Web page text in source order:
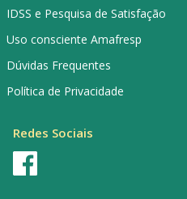
IDSS e Pesquisa de Satisfação
Uso consciente Amafresp
Dúvidas Frequentes
Política de Privacidade
Redes Sociais